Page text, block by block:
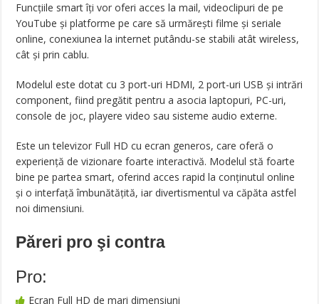
Funcțiile smart îți vor oferi acces la mail, videoclipuri de pe
YouTube și platforme pe care să urmărești filme și seriale
online, conexiunea la internet putându-se stabili atât wireless,
cât și prin cablu.
Modelul este dotat cu 3 port-uri HDMI, 2 port-uri USB și intrări
component, fiind pregătit pentru a asocia laptopuri, PC-uri,
console de joc, playere video sau sisteme audio externe.
Este un televizor Full HD cu ecran generos, care oferă o
experiență de vizionare foarte interactivă. Modelul stă foarte
bine pe partea smart, oferind acces rapid la conținutul online
și o interfață îmbunătățită, iar divertismentul va căpăta astfel
noi dimensiuni.
Păreri pro şi contra
Pro:
Ecran Full HD de mari dimensiuni